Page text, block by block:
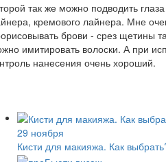
так же можно подводить
кремового лайнера. Мне
брови - срез щетины
имитировать волоски. А при
нанесения очень хороший.
29 ноября
Кисти для макияжа. Как